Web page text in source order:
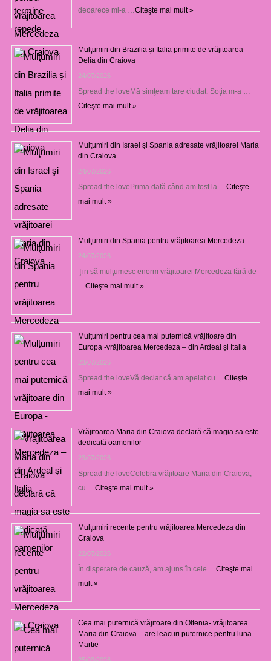
deoarece mi-a …Citeşte mai mult »
Mulţumiri din Brazilia și Italia primite de vrăjitoarea
Delia din Craiova
24/07/2026
Spread the loveMă simţeam tare ciudat. Soţia m-a …
Citeşte mai mult »
Mulţumiri din Israel şi Spania adresate vrăjitoarei Maria
din Craiova
24/07/2026
Spread the lovePrima dată când am fost la …Citeşte
mai mult »
Mulţumiri din Spania pentru vrăjitoarea Mercedeza
24/07/2026
Ţin să mulţumesc enorm vrăjitoarei Mercedeza fără de
…Citeşte mai mult »
Mulțumiri pentru cea mai puternică vrăjitoare din
Europa -vrăjitoarea Mercedeza – din Ardeal și Italia
23/07/2026
Spread the loveVă declar că am apelat cu …Citeşte
mai mult »
Vrăjitoarea Maria din Craiova declară că magia sa este
dedicată oamenilor
23/07/2026
Spread the loveCelebra vrăjitoare Maria din Craiova,
cu …Citeşte mai mult »
Mulţumiri recente pentru vrăjitoarea Mercedeza din
Craiova
22/07/2026
În disperare de cauză, am ajuns în cele …Citeşte mai
mult »
Cea mai puternică vrăjitoare din Oltenia- vrăjitoarea
Maria din Craiova – are leacuri puternice pentru luna
Martie